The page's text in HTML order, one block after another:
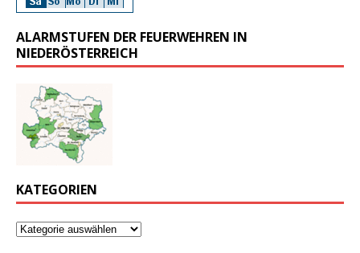
ALARMSTUFEN DER FEUERWEHREN IN
NIEDERÖSTERREICH
KATEGORIEN